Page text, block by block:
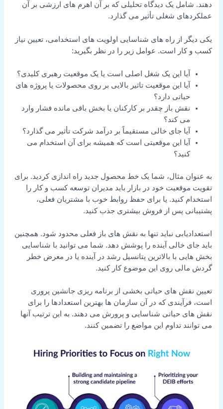
دهند. شامل یک دیدگاه تحلیلی که بر آن اهرم های ارزشی بر آن
عملکردهای شغلی تأثیر می گذارد.
یکی دیگر از راه های شناسایی اولویت های استخدامی، تعیین نیاز
کسب و کار است. عوامل زیر را در نظر بگیرید:
آیا این یک شغل اصلی است یا یک موقعیت رهبری کلیدی؟
آیا این موقعیت تاثیر بالایی بر روی محصولات یا پروژه های
حیاتی دارد؟
نقش باز چقدر بر کارکنان یا بخش باقی مانده فشار وارد
می کند؟
آیا جای خالی مستقیماً بر درآمد شرکت تأثیر می گذارد؟
آیا این موقعیتی است که همیشه برای آن استخدام می
کنید؟
به عنوان مثال، شما یک خط محصول جدید راه اندازی کردید. برای
تقویت موقعیت خود در بازار باید مدیران توسعه کسب و کار را
استخدام کنید. یا برای حفظ روابط خوب با مشتریان فعلی،
پشتیبانی پس از فروش بیشتری جذب کنید.
استعدادیابی نباید تنها به نقش های باز فعلی محدود شود. همچنین
باید جای خالی آینده را پوشش دهد. شما می توانید با شناسایی
بخش هایی با بالاترین پتانسیل رشد در آینده یا در معرض خطر
گردش مالی روی این موضوع کار کنید.
تعیین نقش های حیاتی بخشی از برنامه ریزی جانشین پروری
است، فرآیندی که در آن سازمان ها بهترین استعدادها را برای
نقش های حیاتی شناسایی و پرورش می دهند. به این ترتیب آنها
می توانند تداوم این مواضع را تضمین کنند.